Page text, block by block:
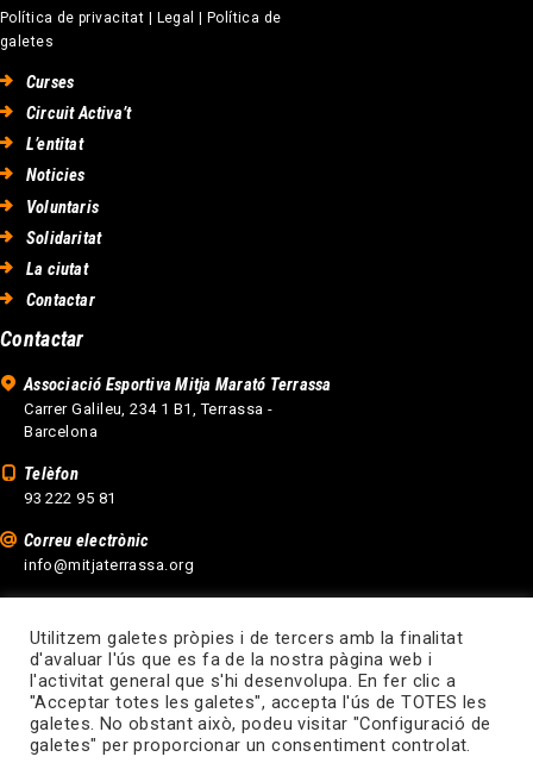
Política de privacitat Legal
Política de
galetes
Curses
Circuit Activa’t
L’entitat
Noticies
Voluntaris
Solidaritat
La ciutat
Contactar
Contactar
Associació Esportiva Mitja Marató Terrassa
Carrer Galileu, 234 1 B1, Terrassa -
Barcelona
Telèfon
93 222 95 81
Correu electrònic
info@mitjaterrassa.org
Disseny web Terrassa
Utilitzem galetes pròpies i de tercers amb la finalitat
d'avaluar l'ús que es fa de la nostra pàgina web i
l'activitat general que s'hi desenvolupa. En fer clic a
"Acceptar totes les galetes", accepta l'ús de TOTES les
galetes. No obstant això, podeu visitar "Configuració de
galetes" per proporcionar un consentiment controlat.